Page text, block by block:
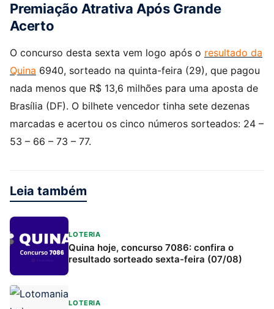
Premiação Atrativa Após Grande
Acerto
O concurso desta sexta vem logo após o resultado da
Quina 6940, sorteado na quinta-feira (29), que pagou
nada menos que R$ 13,6 milhões para uma aposta de
Brasília (DF). O bilhete vencedor tinha sete dezenas
marcadas e acertou os cinco números sorteados: 24 –
53 – 66 – 73 – 77.
Leia também
LOTERIA
Quina hoje, concurso 7086: confira o
resultado sorteado sexta-feira (07/08)
LOTERIA